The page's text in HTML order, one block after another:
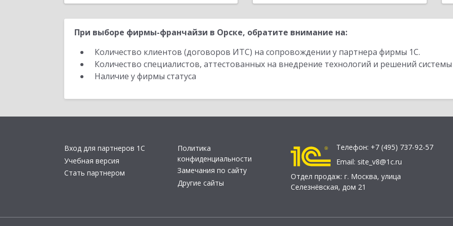
При выборе фирмы-франчайзи в Орске, обратите внимание на:
Количество клиентов (договоров ИТС) на сопровождении у партнера фирмы 1С.
Количество специалистов, аттестованных на внедрение технологий и решений
Наличие у фирмы статуса
Вход для партнеров 1С
Учебная версия
Стать партнером
Политика
конфиденциальности
Замечания по сайту
Другие сайты
Телефон: +7 (495) 737-92-57
Email: site_v8@1c.ru
Отдел продаж: г. Москва, улица
Селезнёвская, дом 21